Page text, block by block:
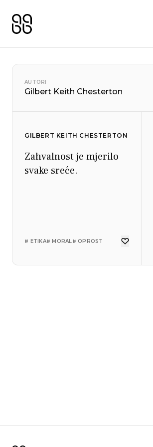
AUTORI
Gilbert Keith Chesterton
GILBERT KEITH CHESTERTON
Zahvalnost je mjerilo
svake sreće.
# ETIKA# MORAL# OPROST